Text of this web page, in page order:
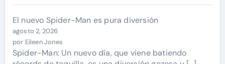
El nuevo Spider-Man es pura diversión
agosto 2, 2026
por Eileen Jones
Spider-Man: Un nuevo día, que viene batiendo